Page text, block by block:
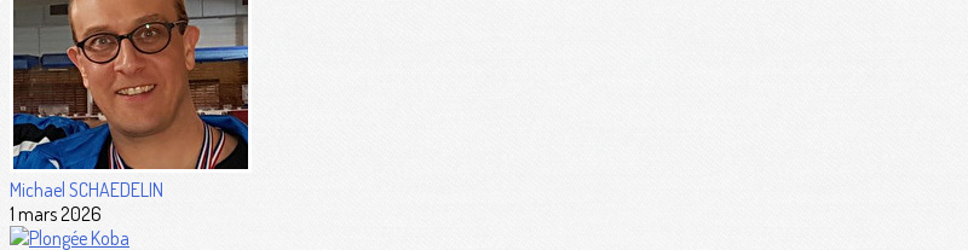
Michael SCHAEDELIN
1 mars 2026